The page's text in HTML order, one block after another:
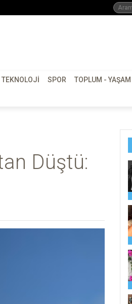
TEKNOLOJI SPOR TOPLUM - YAŞAM
Düştü: